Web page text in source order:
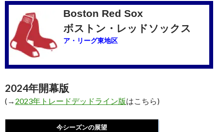
Boston Red Sox
ボストン・レッドソックス
ア・リーグ東地区
2024年開幕版
(→ 2023年トレードデッドライン版はこちら)
今シーズンの展望